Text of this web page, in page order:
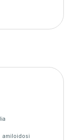
amiloidosi